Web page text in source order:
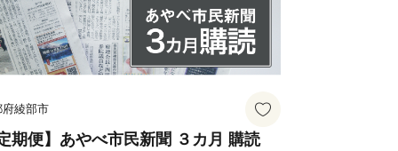
綾部市
期便】あやべ市民新聞 ３カ月 購読